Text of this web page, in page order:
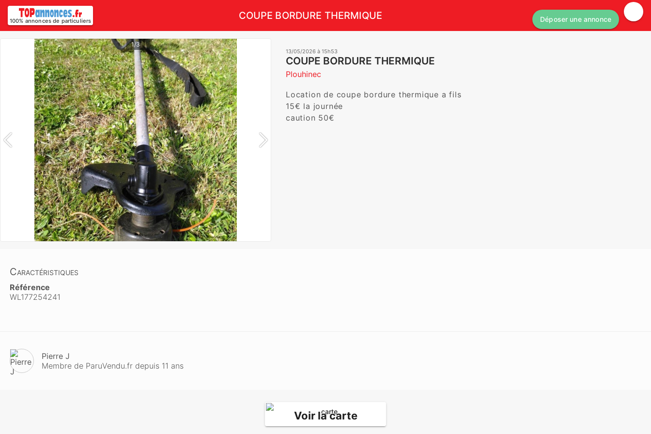
100% annonces de particuliers COUPE BORDURE THERMIQUE Déposer une annonce
1/3
13/05/2026 à 15h53
COUPE BORDURE THERMIQUE
Plouhinec
Location de coupe bordure thermique a fils
15€ la journée
caution 50€
Caractéristiques
Référence
WL177254241
Pierre J
Membre de ParuVendu.fr depuis 11 ans
Voir la carte